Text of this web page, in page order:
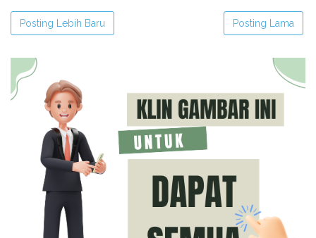
Posting Lebih Baru Posting Lama